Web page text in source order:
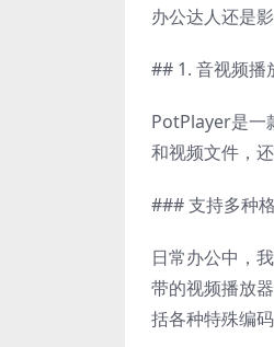
办公达人还是
## 1. 音视频
PotPlayer是一
和视频文件，
### 支持多种
日常办公中，
带的视频播放
括各种特殊编